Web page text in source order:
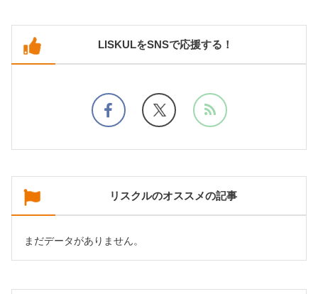
LISKULをSNSで応援する！
リスクルのオススメの記事
まだデータがありません。